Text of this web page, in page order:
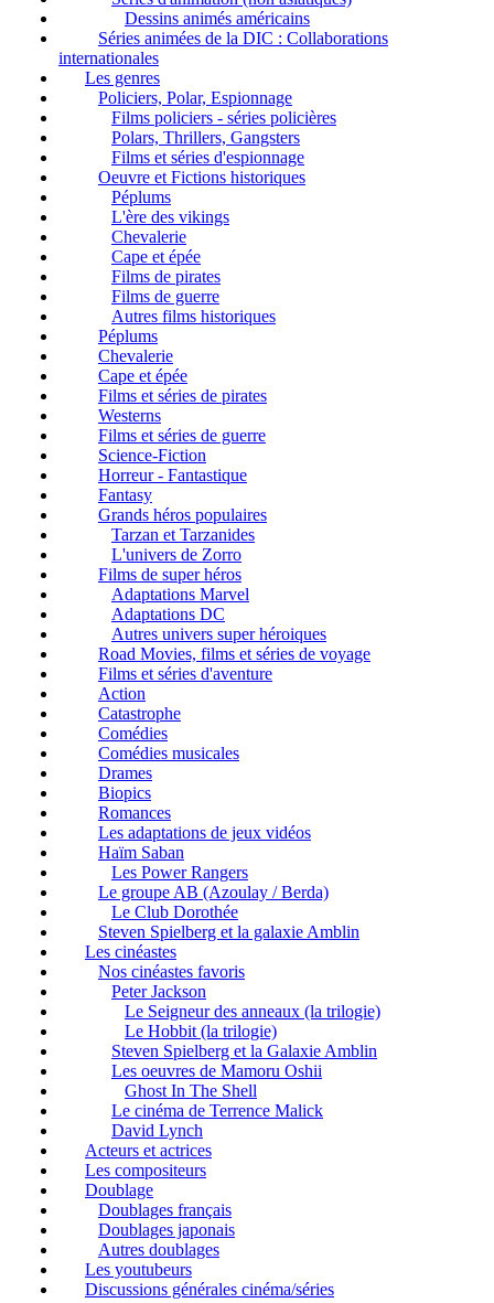
Dessins animés américains
Séries animées de la DIC : Collaborations
internationales
Les genres
Policiers, Polar, Espionnage
Films policiers - séries policières
Polars, Thrillers, Gangsters
Films et séries d'espionnage
Oeuvre et Fictions historiques
Péplums
L'ère des vikings
Chevalerie
Cape et épée
Films de pirates
Films de guerre
Autres films historiques
Péplums
Chevalerie
Cape et épée
Films et séries de pirates
Westerns
Films et séries de guerre
Science-Fiction
Horreur - Fantastique
Fantasy
Grands héros populaires
Tarzan et Tarzanides
L'univers de Zorro
Films de super héros
Adaptations Marvel
Adaptations DC
Autres univers super héroiques
Road Movies, films et séries de voyage
Films et séries d'aventure
Action
Catastrophe
Comédies
Comédies musicales
Drames
Biopics
Romances
Les adaptations de jeux vidéos
Haïm Saban
Les Power Rangers
Le groupe AB (Azoulay / Berda)
Le Club Dorothée
Steven Spielberg et la galaxie Amblin
Les cinéastes
Nos cinéastes favoris
Peter Jackson
Le Seigneur des anneaux (la trilogie)
Le Hobbit (la trilogie)
Steven Spielberg et la Galaxie Amblin
Les oeuvres de Mamoru Oshii
Ghost In The Shell
Le cinéma de Terrence Malick
David Lynch
Acteurs et actrices
Les compositeurs
Doublage
Doublages français
Doublages japonais
Autres doublages
Les youtubeurs
Discussions générales cinéma/séries